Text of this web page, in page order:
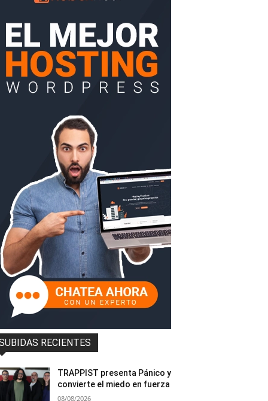
RECIENTES
TRAPPIST presenta Pánico y
convierte el miedo en fuerza
08/08/2026